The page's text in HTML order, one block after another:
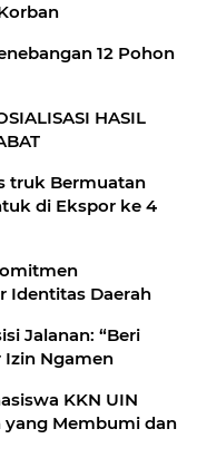
12 Pohon
HASIL
di Ekspor ke 4
Identitas Daerah
Jalanan: “Beri
Izin Ngamen
KKN UIN
Membumi dan